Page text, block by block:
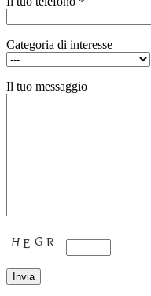
Categoria di interesse
Il tuo messaggio